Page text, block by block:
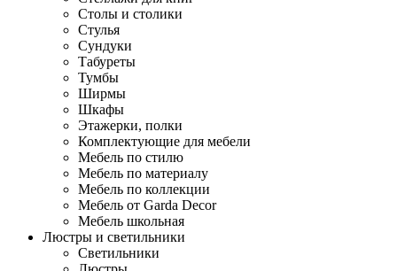
Столы и столики
Стулья
Сундуки
Табуреты
Тумбы
Ширмы
Шкафы
Этажерки, полки
Комплектующие для мебели
Мебель по стилю
Мебель по материалу
Мебель по коллекции
Мебель от Garda Decor
Мебель школьная
Люстры и светильники
Светильники